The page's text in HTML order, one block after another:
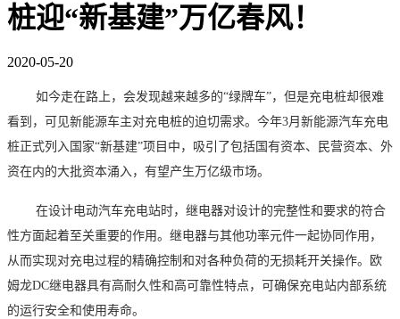
桩迎“新基建”万亿春风！
2020-05-20
如今走在路上，会发现越来越多的“绿牌车”，但是充电桩却很难
看到，可见新能源车主对充电桩的迫切需求。今年3月新能源汽车充电
桩正式列入国家“新基建”项目中，吸引了包括国有资本、民营资本、外
资在内的大批资本涌入，有望产生万亿级市场。
在设计电动汽车充电站时，继电器对设计的完整性和要求的符合
性方面起着至关重要的作用。继电器与其他功率元件一起协同作用，
从而实现对充电过程的精确控制和对各种负荷的无损耗开关操作。
欧
姆龙DC继电器具有高耐久性和高可靠性特点，可确保充电站内部系统
的运行安全和使用寿命。